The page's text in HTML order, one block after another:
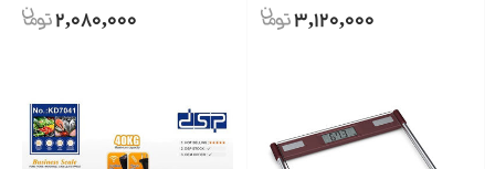
3,120,000
2,080,000